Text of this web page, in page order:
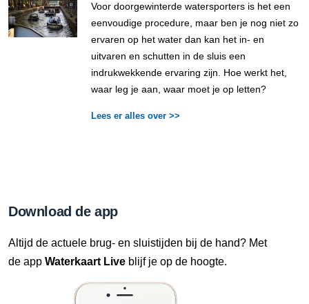
Voor doorgewinterde watersporters is het een
eenvoudige procedure, maar ben je nog niet zo
ervaren op het water dan kan het in- en
uitvaren en schutten in de sluis een
indrukwekkende ervaring zijn. Hoe werkt het,
waar leg je aan, waar moet je op letten?
Lees er alles over >>
Download de app
Altijd de actuele brug- en sluistijden bij de hand? Met
de app Waterkaart Live blijf je op de hoogte.